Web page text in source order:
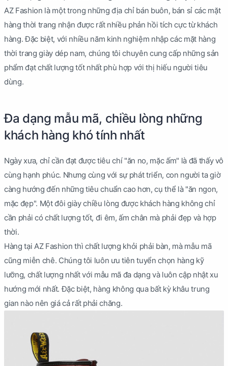
AZ Fashion là một trong những địa chỉ bán buôn, bán sỉ các mặt
hàng thời trang nhận được rất nhiều phản hồi tích cực từ khách
hàng. Đặc biệt, với nhiều năm kinh nghiệm nhập các mặt hàng
thời trang giày dép nam, chúng tôi chuyên cung cấp những sản
phẩm đạt chất lượng tốt nhất phù hợp với thị hiếu người tiêu
dùng.
Đa dạng mẫu mã, chiều lòng những
khách hàng khó tính nhất
Ngày xưa, chỉ cần đạt được tiêu chí "ăn no, mặc ấm" là đã thấy vô
cùng hạnh phúc. Nhưng cùng với sự phát triển, con người ta giờ
càng hướng đến những tiêu chuẩn cao hơn, cụ thể là "ăn ngon,
mặc đẹp". Một đôi giày chiều lòng được khách hàng không chỉ
cần phải có chất lượng tốt, đi êm, ấm chân mà phải đẹp và hợp
thời.
Hàng tại AZ Fashion thì chất lượng khỏi phải bàn, mà mẫu mã
cũng miễn chê. Chúng tôi luôn ưu tiên tuyển chọn hàng kỹ
lưỡng, chất lượng nhất với mẫu mã đa dạng và luôn cập nhật xu
hướng mới nhất. Đặc biệt, hàng không qua bất kỳ khâu trung
gian nào nên giá cả rất phải chăng.